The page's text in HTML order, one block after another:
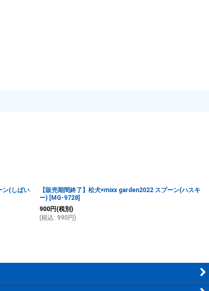
ン(しばい
【販売期間終了】松犬×mixx garden2022 スプーン(ハスキ
ー) [MG-9728]
900円 (税別)
(税込 : 990 円)